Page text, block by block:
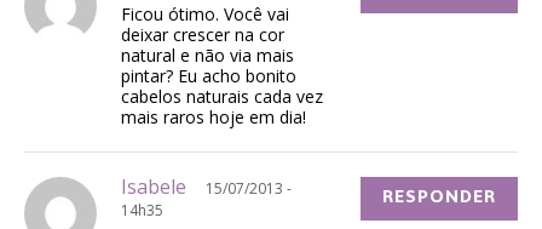
Ficou ótimo. Você vai
deixar crescer na cor
natural e não via mais
pintar? Eu acho bonito
cabelos naturais cada vez
mais raros hoje em dia!
Isabele
15/07/2013 -
14h35
RESPONDER